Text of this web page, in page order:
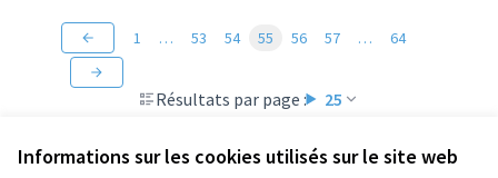
Informations sur les cookies utilisés sur le site web
Résultats par page : 25
1 … 53 54 55 56 57 … 64